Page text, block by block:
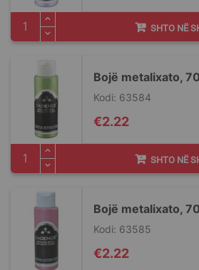
SHTO NË
Bojë metalixato,
Kodi: 63584
€2.22
SHTO NË
Bojë metalixato,
Kodi: 63585
€2.22